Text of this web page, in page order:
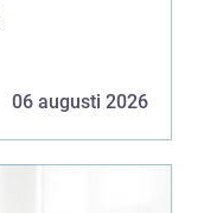
06 augusti 2026